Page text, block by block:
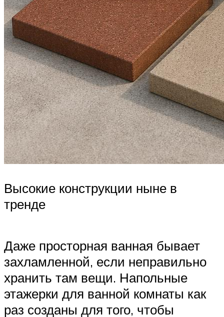
Высокие конструкции ныне в
тренде
Даже просторная ванная бывает
захламленной, если неправильно
хранить там вещи. Напольные
этажерки для ванной комнаты как
раз созданы для того, чтобы